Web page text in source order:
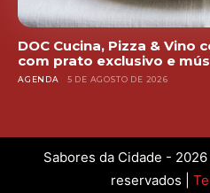
DOC Cucina, Pizza & Vino
com prato exclusivo e
AGENDA 5 DE AGOSTO DE 2026
Sabores da Cidade -
reservados |